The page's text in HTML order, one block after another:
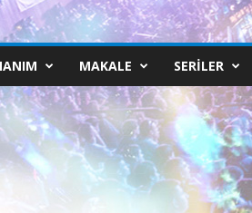
MAKALE SERILER